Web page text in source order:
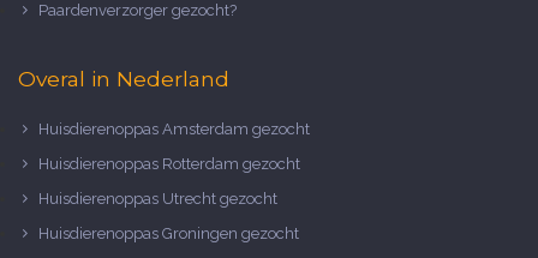
Paardenverzorger gezocht?
Overal in Nederland
Huisdierenoppas Amsterdam gezocht
Huisdierenoppas Rotterdam gezocht
Huisdierenoppas Utrecht gezocht
Huisdierenoppas Groningen gezocht